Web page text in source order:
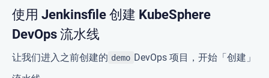
使用 Jenkinsfile 创建 KubeSphere
DevOps 流水线
让我们进入之前创建的 demo DevOps 项目，开始「创建」